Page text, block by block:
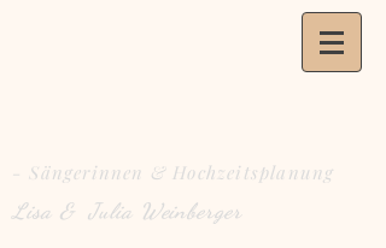
- Sängerinnen & Hochzeitsplanung
Lisa & Julia Weinberger